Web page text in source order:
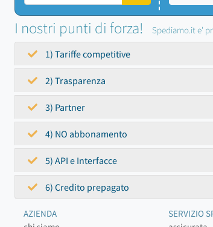
I nostri punti di forza! Spediamo.it e'
1) Tariffe competitive
2) Trasparenza
3) Partner
4) NO abbonamento
5) API e Interfacce
6) Credito prepagato
AZIENDA
SERVIZIO